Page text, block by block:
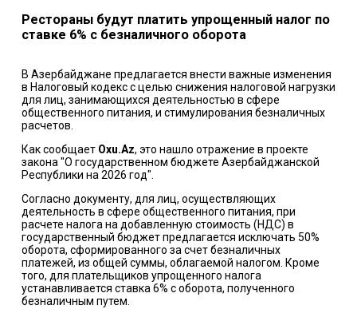
Рестораны будут платить упрощенный налог по
ставке 6% с безналичного оборота
В Азербайджане предлагается внести важные изменения
в Налоговый кодекс с целью снижения налоговой нагрузки
для лиц, занимающихся деятельностью в сфере
общественного питания, и стимулирования безналичных
расчетов.
Как сообщает Oxu.Az, это нашло отражение в проекте
закона "О государственном бюджете Азербайджанской
Республики на 2026 год".
Согласно документу, для лиц, осуществляющих
деятельность в сфере общественного питания, при
расчете налога на добавленную стоимость (НДС) в
государственный бюджет предлагается исключать 50%
оборота, сформированного за счет безналичных
платежей, из общей суммы, облагаемой налогом. Кроме
того, для плательщиков упрощенного налога
устанавливается ставка 6% с оборота, полученного
безналичным путем.